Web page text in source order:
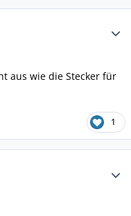
aus wie die Stecker für
1